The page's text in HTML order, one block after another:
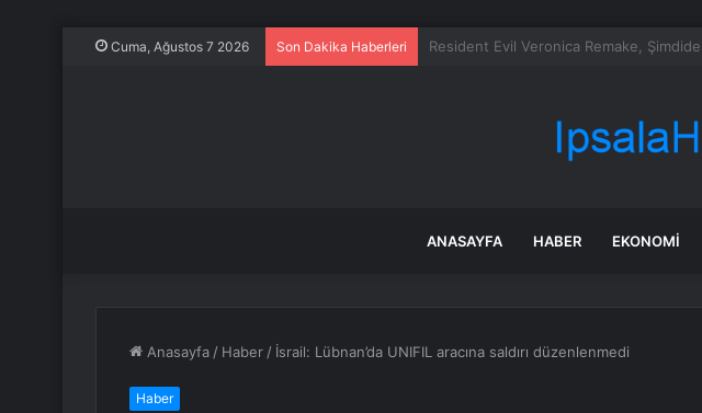
Cuma, Ağustos 7 2026 Son Dakika Haberleri 700 bin lira kira geliri varmış!
ANASAYFA HABER EKONOMI
Anasayfa / Haber / İsrail: Lübnan’da UNIFIL aracına saldırı düzenlenmedi
Haber